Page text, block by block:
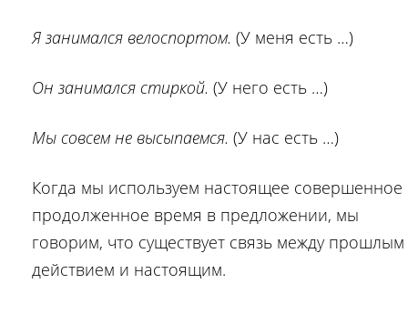
Я занимался велоспортом. (У меня есть …)
Он занимался стиркой. (У него есть …)
Мы совсем не высыпаемся. (У нас есть …)
Когда мы используем настоящее совершенное
продолженное время в предложении, мы
говорим, что существует связь между прошлым
действием и настоящим.